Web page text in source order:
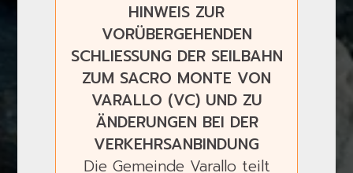
HINWEIS ZUR
VORÜBERGEHENDEN
SCHLIESSUNG DER SEILBAHN
ZUM SACRO MONTE VON
VARALLO (VC) UND ZU
ÄNDERUNGEN BEI DER
VERKEHRSANBINDUNG
Die Gemeinde Varallo teilt